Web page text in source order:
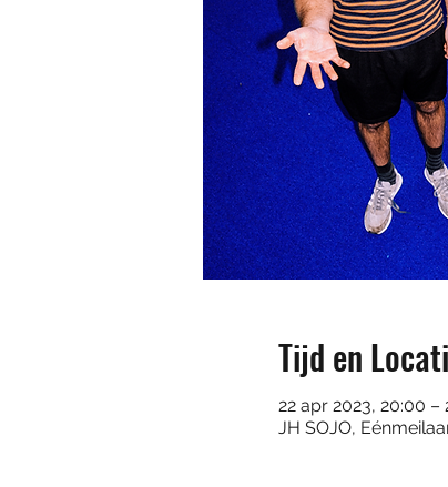
Tijd en
22 apr 2023, 20:00 –
JH SOJO,